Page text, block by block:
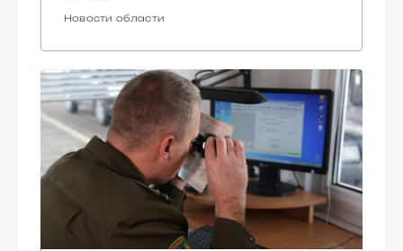
Новости области